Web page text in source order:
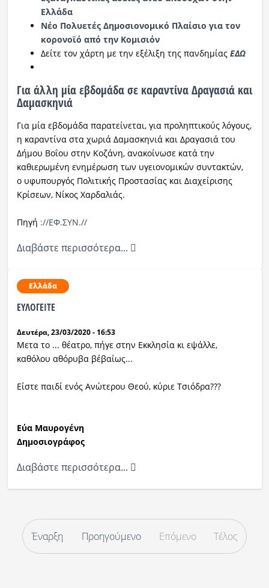
Ελλάδα
Νέο Πολυετές Δημοσιονομικό Πλαίσιο για τον
κορονοϊό από την Κομισιόν
Δείτε τον χάρτη με την εξέλιξη της πανδημίας ΕΔΩ
Για άλλη μία εβδομάδα σε καραντίνα Δραγασιά και
Δαμασκηνιά
Για μία εβδομάδα παρατείνεται, για προληπτικούς λόγους,
η καραντίνα στα χωριά Δαμασκηνιά και Δραγασιά του
Δήμου Βοΐου στην Κοζάνη, ανακοίνωσε κατά την
καθιερωμένη ενημέρωση των υγειονομικών συντακτών,
ο υφυπουργός Πολιτικής Προστασίας και Διαχείρισης
Κρίσεων, Νίκος Χαρδαλιάς.
Πηγή ://ΕΦ.ΣΥΝ.//
Διαβάστε περισσότερα...
Ελλάδα
ΕΥΛΟΓΕΙΤΕ
Δευτέρα, 23/03/2020 - 16:53
Μετα το ... θέατρο, πήγε στην Εκκλησία κι εψάλλε,
καθόλου αθόρυβα βέβαίως...
Είστε παιδί ενός Ανώτερου Θεού, κύριε Τσιόδρα???
Εύα Μαυρογένη
Δημοσιογράφος
Διαβάστε περισσότερα...
Έναρξη Προηγούμενο Επόμενο Τέλος